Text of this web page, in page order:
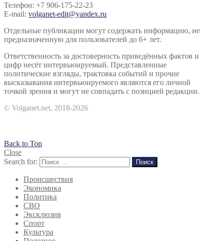
Телефон: +7 906-175-22-23
E-mail: volganet-edit@yandex.ru
Отдельные публикации могут содержать информацию, не
предназначенную для пользователей до 6+ лет.
Ответственность за достоверность приведённых фактов и
цифр несёт интервьюируемый. Представленные
политические взгляды, трактовка событий и прочие
высказывания интервьюируемого являются его личной
точкой зрения и могут не совпадать с позицией редакции.
© Volganet.net, 2018-2026
Back to Top
Close
Search for:
Поиск
Происшествия
Экономика
Политика
СВО
Эксклюзив
Спорт
Культура